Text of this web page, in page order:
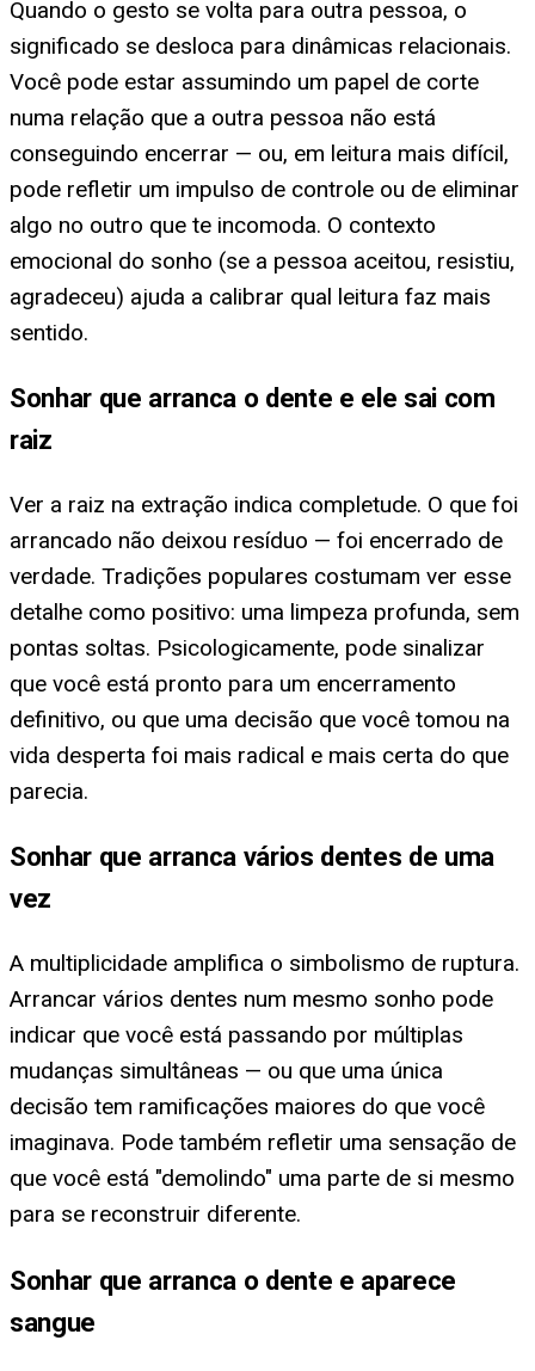
Quando o gesto se volta para outra pessoa, o
significado se desloca para dinâmicas relacionais.
Você pode estar assumindo um papel de corte
numa relação que a outra pessoa não está
conseguindo encerrar — ou, em leitura mais difícil,
pode refletir um impulso de controle ou de eliminar
algo no outro que te incomoda. O contexto
emocional do sonho (se a pessoa aceitou, resistiu,
agradeceu) ajuda a calibrar qual leitura faz mais
sentido.
Sonhar que arranca o dente e ele sai com
raiz
Ver a raiz na extração indica completude. O que foi
arrancado não deixou resíduo — foi encerrado de
verdade. Tradições populares costumam ver esse
detalhe como positivo: uma limpeza profunda, sem
pontas soltas. Psicologicamente, pode sinalizar
que você está pronto para um encerramento
definitivo, ou que uma decisão que você tomou na
vida desperta foi mais radical e mais certa do que
parecia.
Sonhar que arranca vários dentes de uma
vez
A multiplicidade amplifica o simbolismo de ruptura.
Arrancar vários dentes num mesmo sonho pode
indicar que você está passando por múltiplas
mudanças simultâneas — ou que uma única
decisão tem ramificações maiores do que você
imaginava. Pode também refletir uma sensação de
que você está "demolindo" uma parte de si mesmo
para se reconstruir diferente.
Sonhar que arranca o dente e aparece
sangue